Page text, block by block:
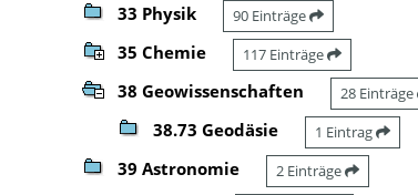
33 Physik 90 Einträge
35 Chemie 117 Einträge
38 Geowissenschaften 28 Einträge
38.73 Geodäsie 1 Eintrag
39 Astronomie 2 Einträge